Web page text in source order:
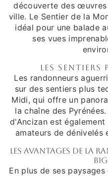
découverte des
ville. Le Sentier de la
idéal pour une balade
ses vues
Les sentiers
Les randonneurs
sur des sentiers plus
Midi, qui offre un
la chaîne des
d'Ancizan est
amateurs de dénivelés
Les avantages de la
En plus de ses